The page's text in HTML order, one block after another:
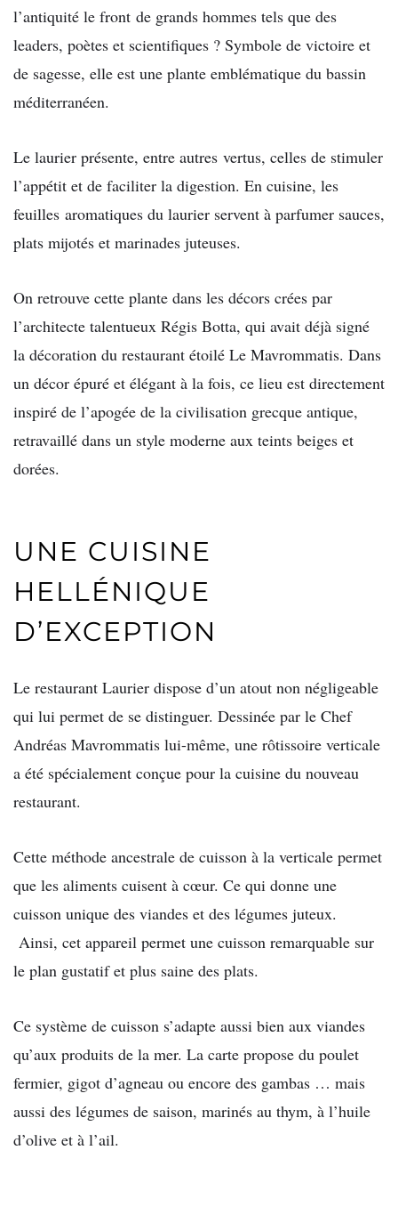
l’antiquité le front de grands hommes tels que des
leaders, poètes et scientifiques ? Symbole de victoire et
de sagesse, elle est une plante emblématique du bassin
méditerranéen.
Le laurier présente, entre autres vertus, celles de stimuler
l’appétit et de faciliter la digestion. En cuisine, les
feuilles aromatiques du laurier servent à parfumer sauces,
plats mijotés et marinades juteuses.
On retrouve cette plante dans les décors crées par
l’architecte talentueux Régis Botta, qui avait déjà signé
la décoration du restaurant étoilé Le Mavrommatis. Dans
un décor épuré et élégant à la fois, ce lieu est directement
inspiré de l’apogée de la civilisation grecque antique,
retravaillé dans un style moderne aux teints beiges et
dorées.
UNE CUISINE
HELLÉNIQUE
D’EXCEPTION
Le restaurant Laurier dispose d’un atout non négligeable
qui lui permet de se distinguer. Dessinée par le Chef
Andréas Mavrommatis lui-même, une rôtissoire verticale
a été spécialement conçue pour la cuisine du nouveau
restaurant.
Cette méthode ancestrale de cuisson à la verticale permet
que les aliments cuisent à cœur. Ce qui donne une
cuisson unique des viandes et des légumes juteux.
Ainsi, cet appareil permet une cuisson remarquable sur
le plan gustatif et plus saine des plats.
Ce système de cuisson s’adapte aussi bien aux viandes
qu’aux produits de la mer. La carte propose du poulet
fermier, gigot d’agneau ou encore des gambas … mais
aussi des légumes de saison, marinés au thym, à l’huile
d’olive et à l’ail.